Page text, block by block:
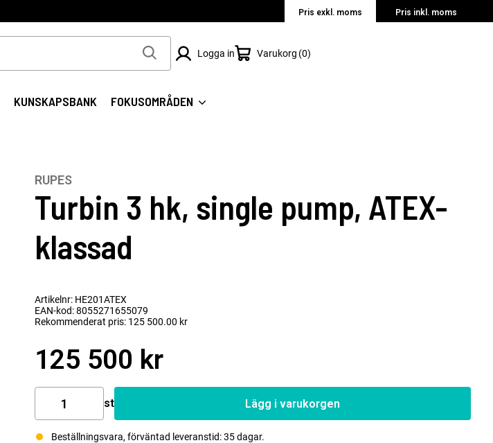
Pris exkl. moms Pris inkl. moms
Logga in Varukorg 0
KUNSKAPSBANK FOKUSOMRÅDEN
RUPES
Turbin 3 hk, single pump, ATEX-
klassad
Artikelnr: HE201ATEX
EAN-kod: 8055271655079
Rekommenderat pris: 125 500.00 kr
125 500 kr
st Lägg i varukorgen
Beställningsvara, förväntad leveranstid: 35 dagar.